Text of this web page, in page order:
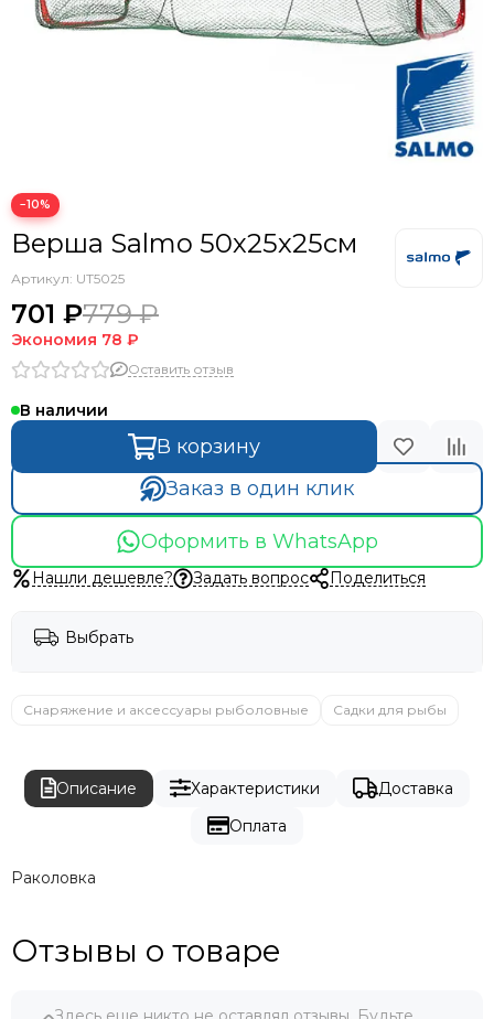
−10%
Верша Salmo 50х25х25см
Артикул: UT5025
701 ₽779 ₽
Экономия 78 ₽
Оставить отзыв
В наличии
В корзину
Заказ в один клик
Оформить в WhatsApp
Нашли дешевле? Задать вопрос Поделиться
Выбрать
Снаряжение и аксессуары рыболовные Садки для рыбы
Описание Характеристики
Доставка
Оплата
Раколовка
Отзывы о товаре